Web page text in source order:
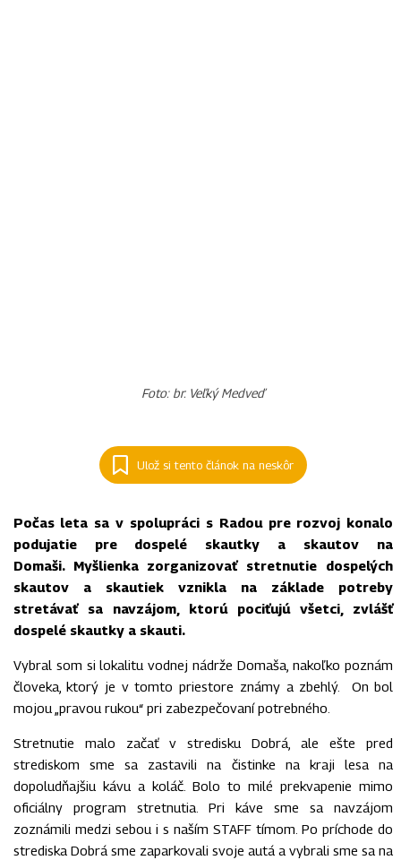
Foto: br. Veľký Medveď
Ulož si tento článok na neskôr
Počas leta sa v spolupráci s Radou pre rozvoj konalo
podujatie pre dospelé skautky a skautov na
Domaši. Myšlienka zorganizovať stretnutie dospelých
skautov a skautiek vznikla na základe potreby
stretávať sa navzájom, ktorú pociťujú všetci, zvlášť
dospelé skautky a skauti.
Vybral som si lokalitu vodnej nádrže Domaša, nakoľko poznám
človeka, ktorý je v tomto priestore známy a zbehlý. On bol
mojou „pravou rukou“ pri zabezpečovaní potrebného.
Stretnutie malo začať v stredisku Dobrá, ale ešte pred
strediskom sme sa zastavili na čistinke na kraji lesa na
dopoludňajšiu kávu a koláč. Bolo to milé prekvapenie mimo
oficiálny program stretnutia. Pri káve sme sa navzájom
zoznámili medzi sebou i s naším STAFF tímom. Po príchode do
strediska Dobrá sme zaparkovali svoje autá a vybrali sme sa na